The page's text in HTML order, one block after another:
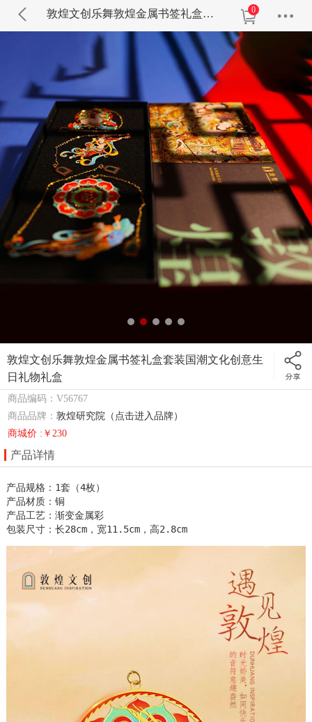
敦煌文创乐舞敦煌金属书签礼盒套装国潮文化创意生日礼物礼盒 0
敦煌文创乐舞敦煌金属书签礼盒套装国潮文化创意生
日礼物礼盒
商品编码：V56767
商品品牌：敦煌研究院（点击进入品牌）
商城价 :￥230
产品详情
产品规格：1套（4枚）
产品材质：铜
产品工艺：渐变金属彩
包装尺寸：长28cm，宽11.5cm，高2.8cm